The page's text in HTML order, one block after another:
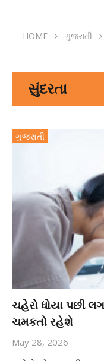
HOME ગુજરાતી
સુંદરતા
ગુજરાતી
ચહેરો ધોયા પછી
ચમકતો રહેશે
May 28, 2026